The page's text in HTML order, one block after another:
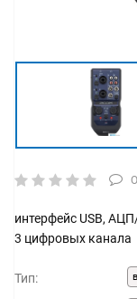
интерфейс USB,
3 цифровых канала
Тип: